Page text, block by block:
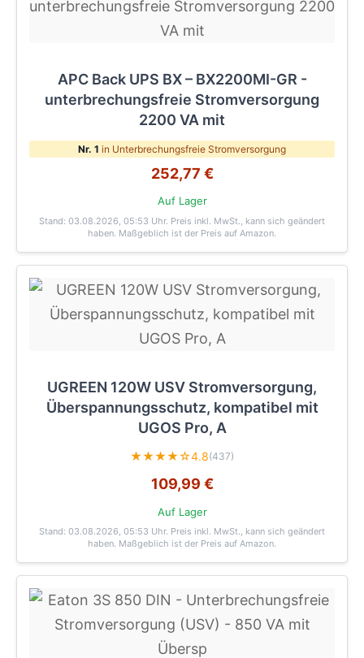
APC Back UPS BX – BX2200MI-GR -
unterbrechungsfreie Stromversorgung
2200 VA mit
Nr. 1 in Unterbrechungsfreie Stromversorgung
252,77 €
Auf Lager
Stand: 03.08.2026, 05:53 Uhr. Preis inkl. MwSt., kann sich geändert
haben. Maßgeblich ist der Preis auf Amazon.
UGREEN 120W USV Stromversorgung,
Überspannungsschutz, kompatibel mit
UGOS Pro, A
★★★★☆4.8(437)
109,99 €
Auf Lager
Stand: 03.08.2026, 05:53 Uhr. Preis inkl. MwSt., kann sich geändert
haben. Maßgeblich ist der Preis auf Amazon.